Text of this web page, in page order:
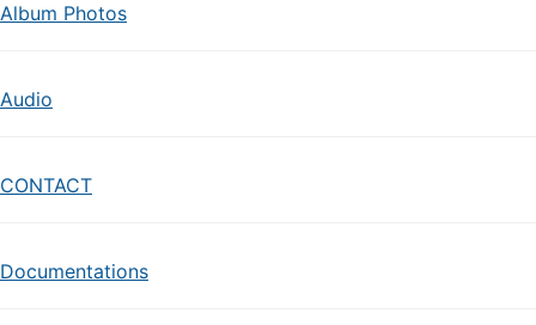
Album Photos
Audio
CONTACT
Documentations